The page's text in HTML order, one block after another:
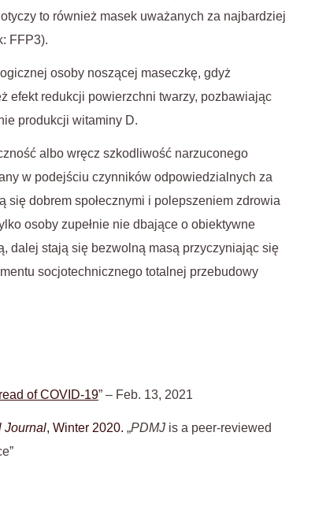
to również masek uważanych za najbardziej
FFP3).
osoby noszącej maseczkę, gdyż
efekt redukcji powierzchni twarzy, pozbawiając
produkcji witaminy D.
albo wręcz szkodliwość narzuconego
w podejściu czynników odpowiedzialnych za
dobrem społecznymi i polepszeniem zdrowia
osoby zupełnie nie dbające o obiektywne
dalej stają się bezwolną masą przyczyniając się
socjotechnicznego totalnej przebudowy
of COVID-19” – Feb. 13, 2021
Journal, Winter 2020. „PDMJ is a peer-reviewed